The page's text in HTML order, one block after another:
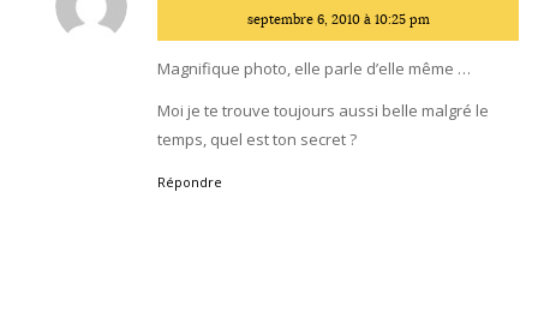
:
septembre 6, 2010 à 10:25 pm
Magnifique photo, elle parle d’elle même …
Moi je te trouve toujours aussi belle malgré le
temps, quel est ton secret ?
Répondre